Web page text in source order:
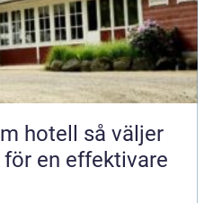
så väljer
en effektivare